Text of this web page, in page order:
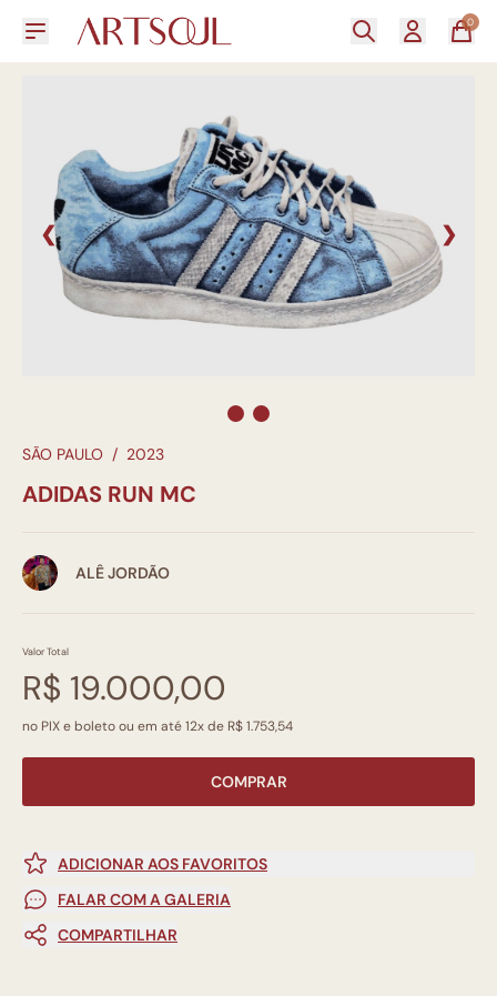
0
❮ ❯
SÃO PAULO / 2023
ADIDAS RUN MC
ALÊ JORDÃO
Valor Total
R$ 19.000,00
no PIX e boleto ou em até 12x de R$ 1.753,54
COMPRAR
ADICIONAR AOS FAVORITOS
FALAR COM A GALERIA
COMPARTILHAR